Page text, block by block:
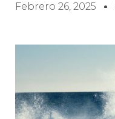
Febrero 26, 2025